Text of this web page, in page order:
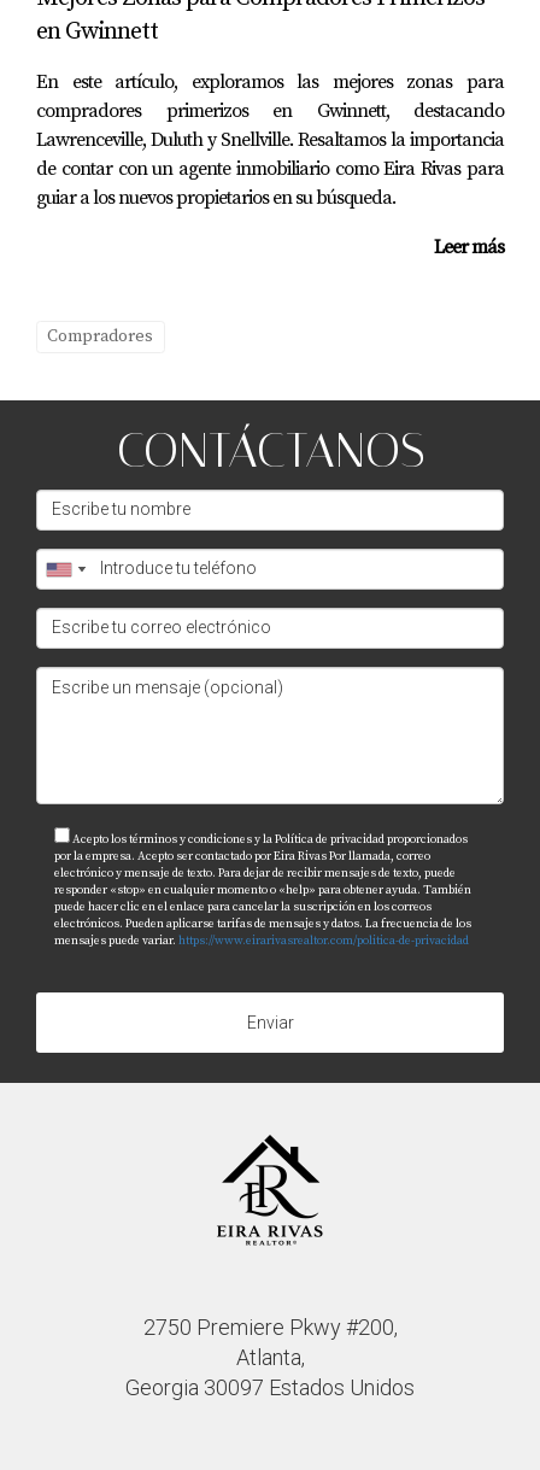
en Gwinnett
En este artículo, exploramos las mejores zonas para
compradores primerizos en Gwinnett, destacando
Lawrenceville, Duluth y Snellville. Resaltamos la importancia
de contar con un agente inmobiliario como Eira Rivas para
guiar a los nuevos propietarios en su búsqueda.
Leer más
Compradores
CONTÁCTANOS
Acepto los términos y condiciones y la Política de privacidad proporcionados
por la empresa. Acepto ser contactado por Eira Rivas Por llamada, correo
electrónico y mensaje de texto. Para dejar de recibir mensajes de texto, puede
responder «stop» en cualquier momento o «help» para obtener ayuda. También
puede hacer clic en el enlace para cancelar la suscripción en los correos
electrónicos. Pueden aplicarse tarifas de mensajes y datos. La frecuencia de los
mensajes puede variar. https://www.eirarivasrealtor.com/politica-de-privacidad
Enviar
2750 Premiere Pkwy #200,
Atlanta,
Georgia 30097 Estados Unidos